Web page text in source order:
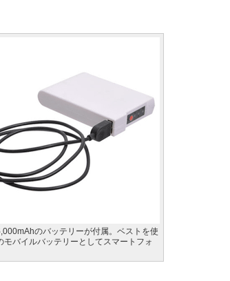
のバッテリーが付属。ベストを使
モバイルバッテリーとしてスマートフォ